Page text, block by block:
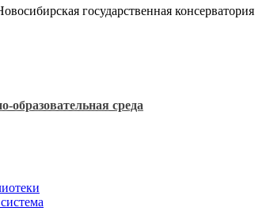
государственная консерватория
образовательная среда